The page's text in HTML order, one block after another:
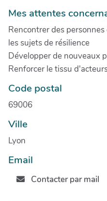
Mes attentes
Rencontrer des
les sujets de résilience
Développer de nouveaux
Renforcer le tissu
Code postal
69006
Ville
Lyon
Email
Contacter par mail